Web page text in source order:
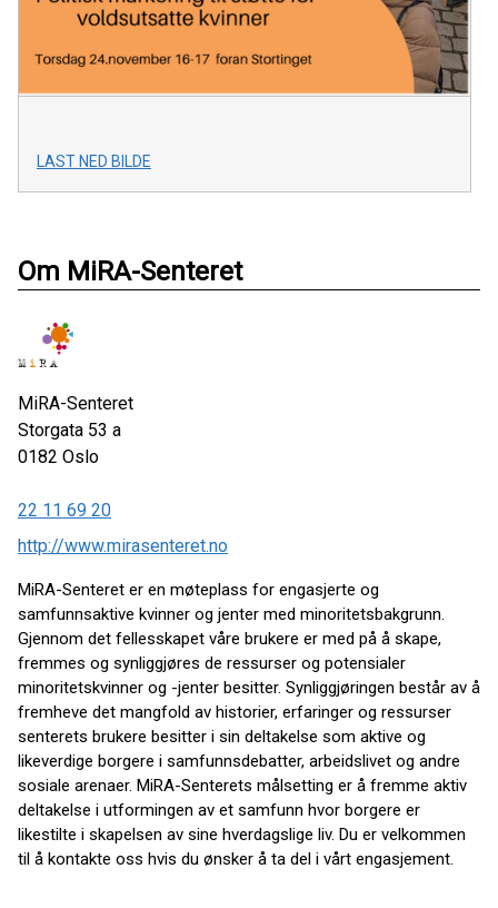
LAST NED BILDE
Om MiRA-Senteret
MiRA-Senteret
Storgata 53 a
0182 Oslo
22 11 69 20
http://www.mirasenteret.no
MiRA-Senteret er en møteplass for engasjerte og
samfunnsaktive kvinner og jenter med minoritetsbakgrunn.
Gjennom det fellesskapet våre brukere er med på å skape,
fremmes og synliggjøres de ressurser og potensialer
minoritetskvinner og -jenter besitter. Synliggjøringen består av å
fremheve det mangfold av historier, erfaringer og ressurser
senterets brukere besitter i sin deltakelse som aktive og
likeverdige borgere i samfunnsdebatter, arbeidslivet og andre
sosiale arenaer. MiRA-Senterets målsetting er å fremme aktiv
deltakelse i utformingen av et samfunn hvor borgere er
likestilte i skapelsen av sine hverdagslige liv. Du er velkommen
til å kontakte oss hvis du ønsker å ta del i vårt engasjement.